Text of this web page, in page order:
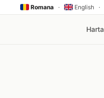
Romana · English ·
Harta